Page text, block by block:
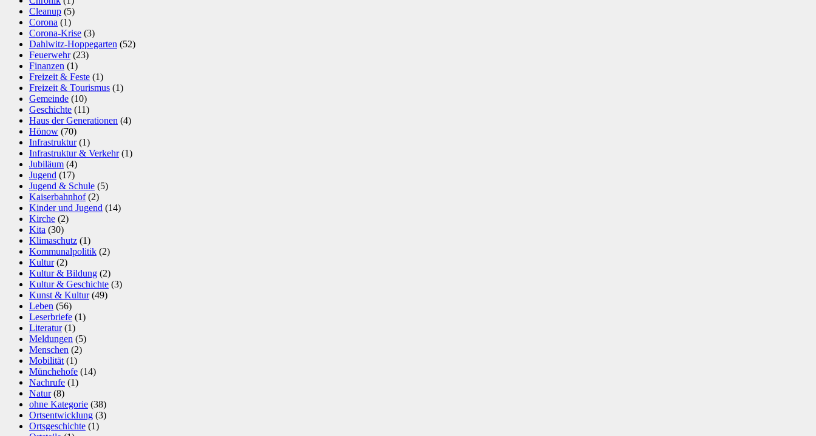
Cleanup (5)
Corona (1)
Corona-Krise (3)
Dahlwitz-Hoppegarten (52)
Feuerwehr(23)
Finanzen (1)
Freizeit & Feste (1)
Freizeit & Tourismus (1)
Gemeinde (10)
Geschichte (11)
Haus der Generationen (4)
Hönow (70)
Infrastruktur(1)
Infrastruktur & Verkehr(1)
Jubiläum (4)
Jugend (17)
Jugend & Schule (5)
Kaiserbahnhof(2)
Kinder und Jugend (14)
Kirche (2)
Kita (30)
Klimaschutz (1)
Kommunalpolitik (2)
Kultur(2)
Kultur & Bildung (2)
Kultur & Geschichte (3)
Kunst & Kultur(49)
Leben (56)
Leserbriefe (1)
Literatur(1)
Meldungen (5)
Menschen (2)
Mobilität (1)
Münchehofe (14)
Nachrufe (1)
Natur(8)
ohne Kategorie (38)
Ortsentwicklung (3)
Ortsgeschichte (1)